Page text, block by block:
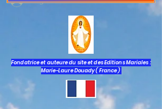
Fondatrice et auteure du site et des Editions Mariales :
Marie-Laure Douady ( France )